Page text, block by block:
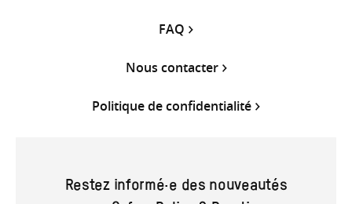
FAQ
Nous contacter
Politique de confidentialité
Restez informé·e des nouveautés